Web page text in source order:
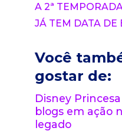
A 2ª
JÁ TEM DATA DE
Você
gostar de:
Disney
blogs em ação
legado